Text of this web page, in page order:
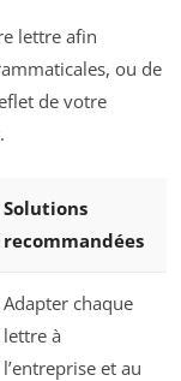
lettre afin
ou de
de votre
Solutions
recommandées
Adapter chaque
lettre à
l’entreprise et au